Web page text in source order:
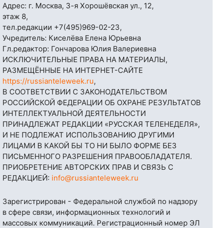
Адрес: г. Москва, 3-я Хорошёвская ул., 12,
этаж 8,
тел.редакции +7(495)969-02-23,
Учредитель: Киселёва Елена Юрьевна
Гл.редактор: Гончарова Юлия Валериевна
ИСКЛЮЧИТЕЛЬНЫЕ ПРАВА НА МАТЕРИАЛЫ,
РАЗМЕЩЁННЫЕ НА ИНТЕРНЕТ-САЙТЕ
https://russianteleweek.ru,
В СООТВЕТСТВИИ С ЗАКОНОДАТЕЛЬСТВОМ
РОССИЙСКОЙ ФЕДЕРАЦИИ ОБ ОХРАНЕ РЕЗУЛЬТАТОВ
ИНТЕЛЛЕКТУАЛЬНОЙ ДЕЯТЕЛЬНОСТИ
ПРИНАДЛЕЖАТ РЕДАКЦИИ «РУССКАЯ ТЕЛЕНЕДЕЛЯ»,
И НЕ ПОДЛЕЖАТ ИСПОЛЬЗОВАНИЮ ДРУГИМИ
ЛИЦАМИ В КАКОЙ БЫ ТО НИ БЫЛО ФОРМЕ БЕЗ
ПИСЬМЕННОГО РАЗРЕШЕНИЯ ПРАВООБЛАДАТЕЛЯ.
ПРИОБРЕТЕНИЕ АВТОРСКИХ ПРАВ И СВЯЗЬ С
РЕДАКЦИЕЙ: info@russianteleweek.ru
Зарегистрирован - Федеральной службой по надзору
в сфере связи, информационных технологий и
массовых коммуникаций. Регистрационный номер ЭЛ